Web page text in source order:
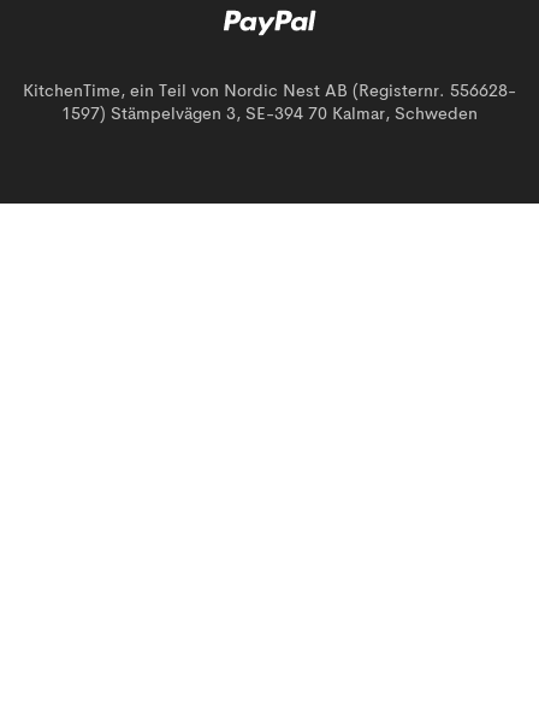
KitchenTime, ein Teil von Nordic Nest AB (Registernr. 556628-
1597) Stämpelvägen 3, SE-394 70 Kalmar, Schweden